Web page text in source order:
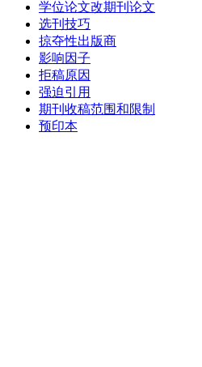
学位论文改期刊论文
选刊技巧
掠夺性出版商
影响因子
拒稿原因
强迫引用
期刊收稿范围和限制
预印本